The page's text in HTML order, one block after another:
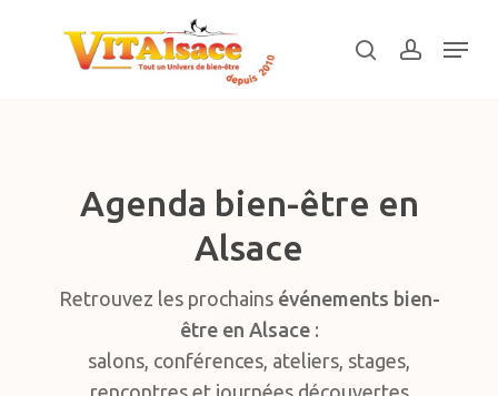
searchaccount
Menu
Agenda bien-être en
Alsace
Retrouvez les prochains événements bien-
être en Alsace:
salons, conférences, ateliers, stages,
rencontres et journées découvertes